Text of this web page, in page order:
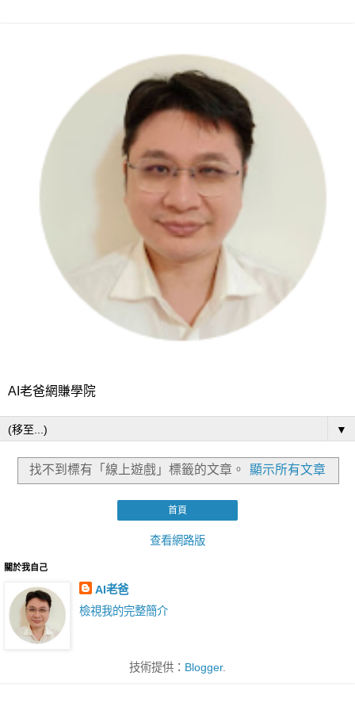
AI老爸網賺學院
▼
找不到標有「線上遊戲」 標籤的文章。 顯示所有文章
首頁
查看網路版
關於我自己
AI老爸
檢視我的完整簡介
技術提供： Blogger.